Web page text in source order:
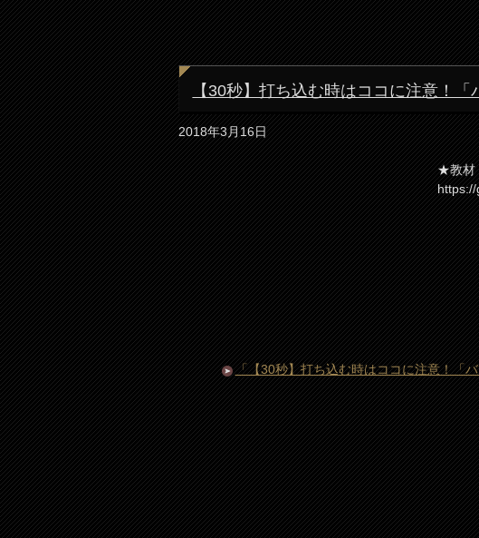
【30秒】打ち込む時はココに注意！
2018年3月16日
★教材
「【30秒】打ち込む時はココに注意！「